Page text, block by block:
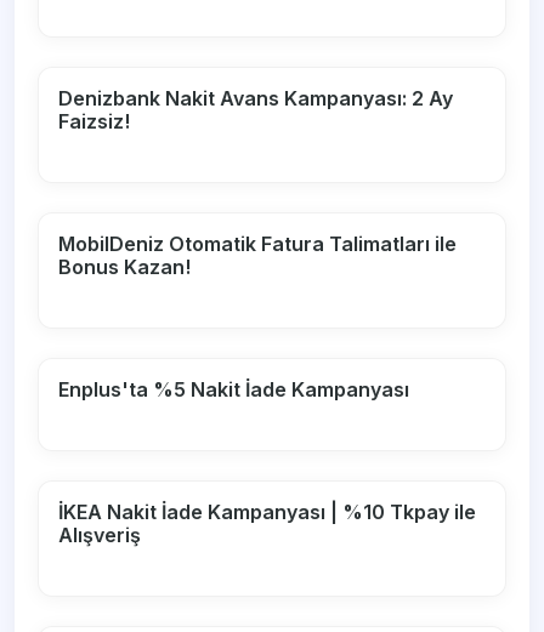
Denizbank Nakit Avans Kampanyası: 2 Ay
Faizsiz!
MobilDeniz Otomatik Fatura Talimatları ile
Bonus Kazan!
Enplus'ta %5 Nakit İade Kampanyası
İKEA Nakit İade Kampanyası | %10 Tkpay ile
Alışveriş